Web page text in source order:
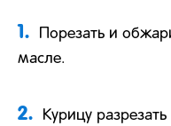
1.
Порезать и
масле.
2.
Курицу